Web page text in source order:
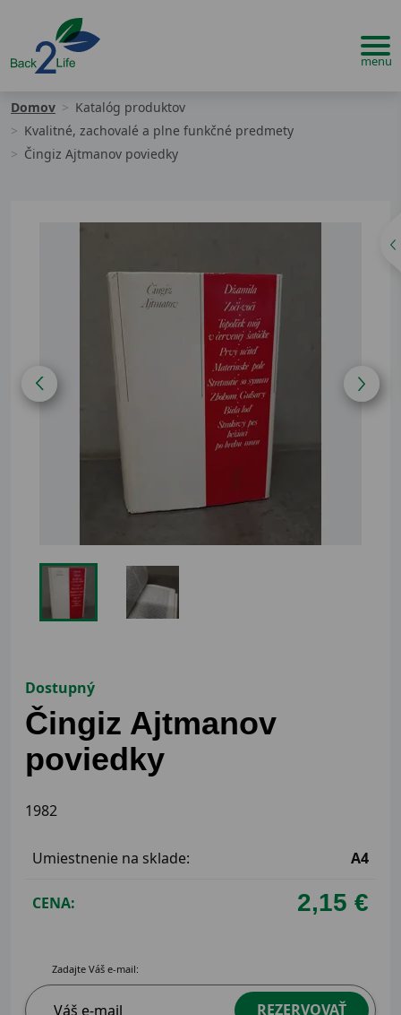
Domov
Katalóg produktov
Kvalitné, zachovalé a plne funkčné predmety
Čingiz Ajtmanov poviedky
Dostupný
Čingiz Ajtmanov
poviedky
1982
Umiestnenie na sklade: A4
CENA: 2,15 €
Zadajte Váš e-mail:
REZERVOVAŤ